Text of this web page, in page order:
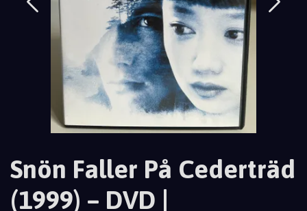
Snön Faller På Cederträd
(1999) – DVD |